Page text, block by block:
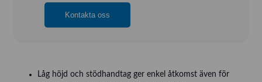
Kontakta oss
Låg höjd och stödhandtag ger enkel åtkomst även för